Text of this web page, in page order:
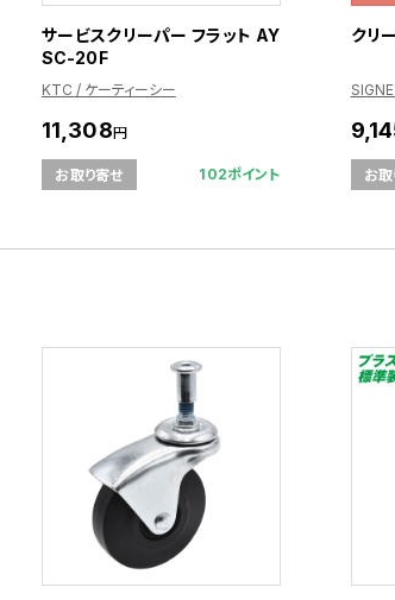
サービスクリーパー フラット AY
SC-20F
KTC / ケーティーシー
11,308円
お取り寄せ 102ポイント
クリ
お取